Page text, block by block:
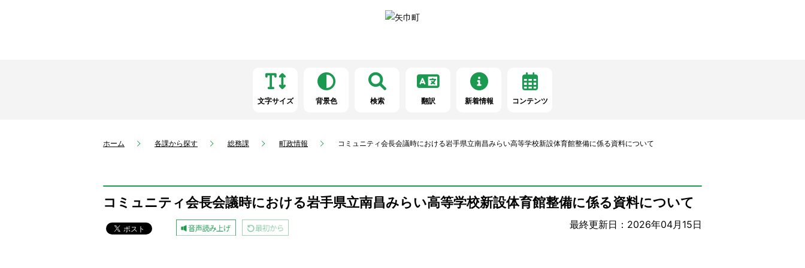
文字サイズ 背景色 検索 翻訳 新着情報 コンテンツ
ホーム 各課から探す 総務課 町政情報 コミュニティ会長会議時における岩手県立南昌みらい高等学校新設体育館整備に係る資料について
コミュニティ会長会議時における岩手県立南昌みらい高等学校新設体育館整備に係る資料について
最終更新日：2026年04月15日